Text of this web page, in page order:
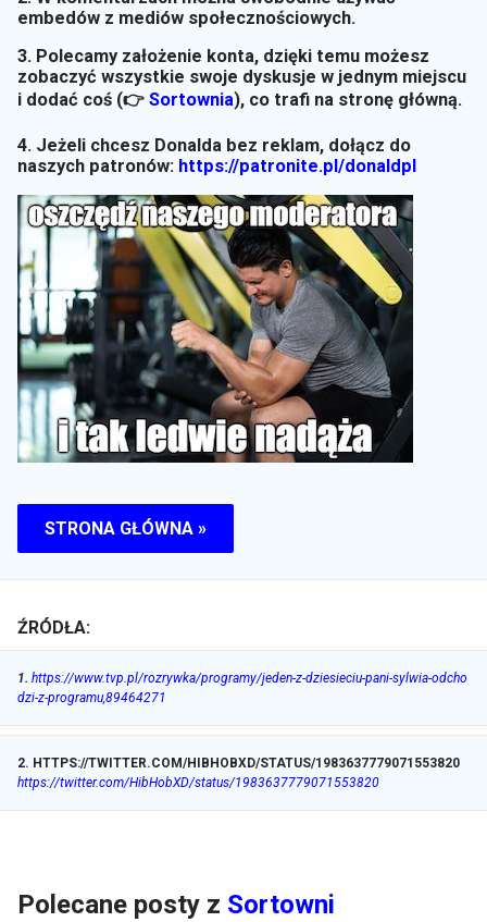
embedów z mediów społecznościowych.
3. Polecamy założenie konta, dzięki temu możesz
zobaczyć wszystkie swoje dyskusje w jednym miejscu
i dodać coś (👉 Sortownia), co trafi na stronę główną.
4. Jeżeli chcesz Donalda bez reklam, dołącz do
naszych patronów: https://patronite.pl/donaldpl
STRONA GŁÓWNA »
ŹRÓDŁA:
1. https://www.tvp.pl/rozrywka/programy/jeden-z-dziesieciu-pani-sylwia-odcho
dzi-z-programu,89464271
2. HTTPS://TWITTER.COM/HIBHOBXD/STATUS/1983637779071553820
https://twitter.com/HibHobXD/status/1983637779071553820
Polecane posty z Sortowni